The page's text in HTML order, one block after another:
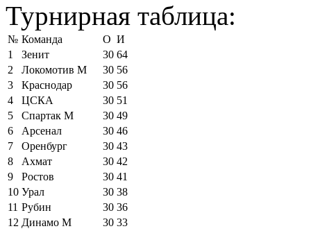
Турнирная таблица:
№ Команда О И
1
Зенит 30 64
2
Локомотив М 30 56
3
Краснодар 30 56
4
ЦСКА 30 51
5
Спартак М 30 49
6
Арсенал 30 46
7
Оренбург 30 43
8
Ахмат 30 42
9
Ростов 30 41
10 Урал 30 38
11 Рубин 30 36
12 Динамо М 30 33